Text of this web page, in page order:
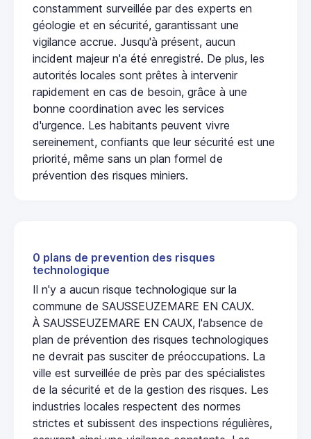
constamment surveillée par des experts en
géologie et en sécurité, garantissant une
vigilance accrue. Jusqu'à présent, aucun
incident majeur n'a été enregistré. De plus, les
autorités locales sont prêtes à intervenir
rapidement en cas de besoin, grâce à une
bonne coordination avec les services
d'urgence. Les habitants peuvent vivre
sereinement, confiants que leur sécurité est une
priorité, même sans un plan formel de
prévention des risques miniers.
0 plans de prevention des risques
technologique
Il n'y a aucun risque technologique sur la
commune de SAUSSEUZEMARE EN CAUX.
À SAUSSEUZEMARE EN CAUX, l'absence de
plan de prévention des risques technologiques
ne devrait pas susciter de préoccupations. La
ville est surveillée de près par des spécialistes
de la sécurité et de la gestion des risques. Les
industries locales respectent des normes
strictes et subissent des inspections régulières,